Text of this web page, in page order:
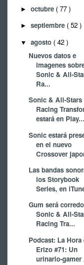
► octubre ( 77 )
► septiembre ( 52 )
▼ agosto ( 42 )
Nuevos datos e
imagenes
Sonic & All-
Ra...
Sonic & All-Stars
Racing
estará en Play...
Sonic estará
en el nuevo
Crossover
Las bandas
los Storybook
Series, en
Gum será
Sonic & All-
Racing Tra...
Podcast: La Hora
Erizo #71: Un
urinario-gamer